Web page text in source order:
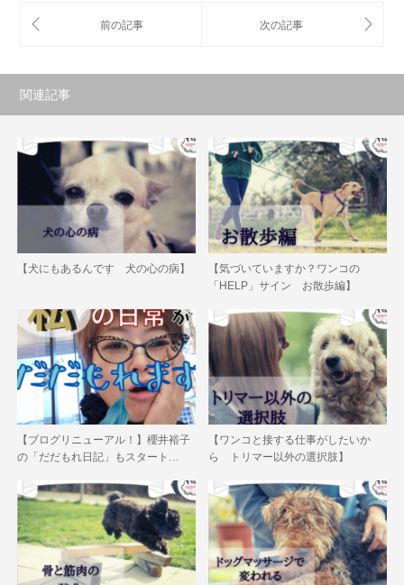
関連記事
【犬にもあるんです 犬の心の病】
【気づいていますか？ワンコの
「HELP」サイン お散歩編】
【ブログリニューアル！】櫻井裕子
の「だだもれ日記」もスタート…
【ワンコと接する仕事がしたいか
ら トリマー以外の選択肢】